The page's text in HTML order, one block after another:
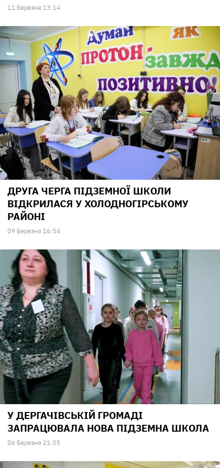
11 Березня 13:14
ДРУГА ЧЕРГА ПІДЗЕМНОЇ ШКОЛИ
ВІДКРИЛАСЯ У ХОЛОДНОГІРСЬКОМУ
РАЙОНІ
09 Березня 16:54
У ДЕРГАЧІВСЬКІЙ ГРОМАДІ
ЗАПРАЦЮВАЛА НОВА ПІДЗЕМНА ШКОЛА
06 Березня 21:05